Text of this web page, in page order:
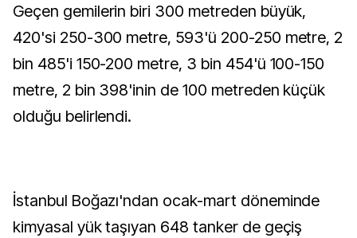
Geçen gemilerin biri 300 metreden büyük,
420'si 250-300 metre, 593'ü 200-250 metre, 2
bin 485'i 150-200 metre, 3 bin 454'ü 100-150
metre, 2 bin 398'inin de 100 metreden küçük
olduğu belirlendi.
İstanbul Boğazı'ndan ocak-mart döneminde
kimyasal yük taşıyan 648 tanker de geçiş